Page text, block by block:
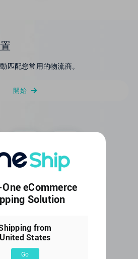
匹配您常用的物流商。
開始
eCommerce
Solution
from
United States
Go